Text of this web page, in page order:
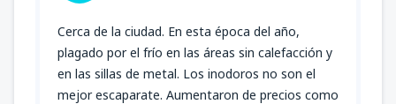
Cerca de la ciudad. En esta época del año,
plagado por el frío en las áreas sin calefacción y
en las sillas de metal. Los inodoros no son el
mejor escaparate. Aumentaron de precios como